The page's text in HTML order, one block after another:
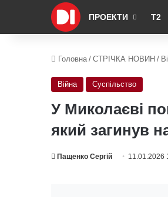
ПРОЕКТИ Т2
Головна / СТРІЧКА НОВИН /
Війна Суспільство
У Миколаєві
який загинув
Пащенко Сергій 11.01.2026